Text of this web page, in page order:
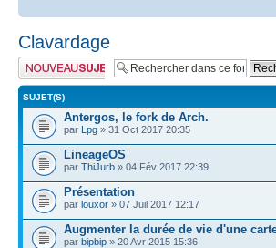
Clavardage
Publier un nouveau
sujet
SUJET(S)
Antergos, le fork de Arch.
par Lpg » 31 Oct 2017 20:35
LineageOS
par ThiJurb » 04 Fév 2017 22:39
Présentation
par louxor » 07 Juil 2017 12:17
Augmenter la durée de vie d'une
par bipbip » 20 Avr 2015 15:36